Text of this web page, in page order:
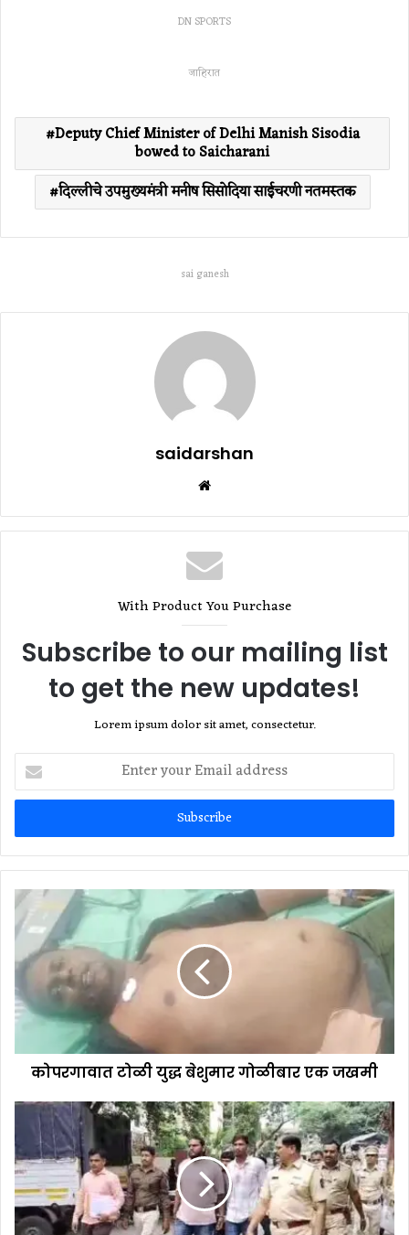
DN SPORTS
जाहिरात
Deputy Chief Minister of Delhi Manish Sisodia
bowed to Saicharani
दिल्लीचे उपमुख्यमंत्री मनीष सिसोदिया साईचरणी नतमस्तक
sai ganesh
saidarshan
With Product You Purchase
Subscribe to our mailing list
to get the new updates!
Lorem ipsum dolor sit amet, consectetur.
Enter
your
Email
कोपरगावात टोळी युद्ध बेशुमार गोळीबार एक जखमी